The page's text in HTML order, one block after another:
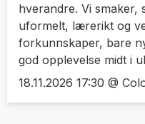
hverandre. Vi
uformelt, lærerikt og
forkunnskaper, bare
god opplevelse midt i
18.11.2026 17:30 @